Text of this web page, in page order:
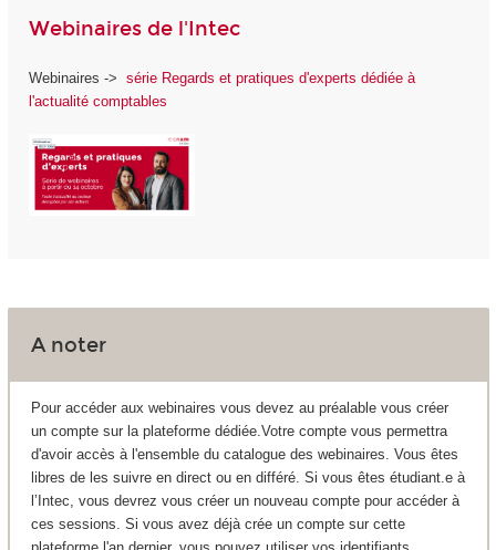
Webinaires de l'Intec
Webinaires -> série Regards et pratiques d'experts dédiée à
l'actualité comptables
A noter
Pour accéder aux webinaires vous devez au préalable vous créer
un compte sur la plateforme dédiée.Votre compte vous permettra
d'avoir accès à l'ensemble du catalogue des webinaires. Vous êtes
libres de les suivre en direct ou en différé. Si vous êtes étudiant.e à
l’Intec, vous devrez vous créer un nouveau compte pour accéder à
ces sessions. Si vous avez déjà crée un compte sur cette